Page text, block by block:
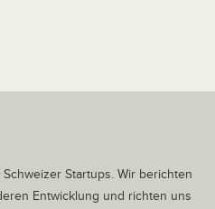
Startups. Wir berichten
Entwicklung und richten uns